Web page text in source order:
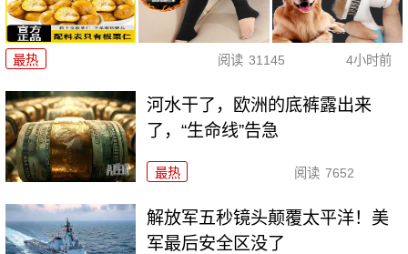
最热 阅读 31145 4小时前
河水干了，欧洲的底裤露出来
了，“生命线”告急
最热 阅读 7652
解放军五秒镜头颠覆太平洋！美
军最后安全区没了